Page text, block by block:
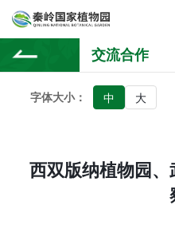
交流合作
字体大小： 中 大
西双版纳植物园